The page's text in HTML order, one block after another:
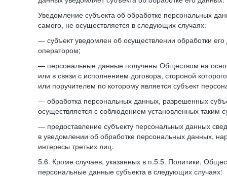
Уведомление субъекта об обработке персональных
самого, не осуществляется в следующих случаях:
— субъект уведомлен об осуществлении обработки
оператором;
— персональные данные получены Обществом на
или в связи с исполнением договора, стороной
или поручителем по которому является субъект
— обработка персональных данных, разрешенных
осуществляется с соблюдением установленных таким
— предоставление субъекту персональных данных
в уведомлении об обработке персональных данных,
интересы третьих лиц.
5.6. Кроме случаев, указанных в п.5.5. Политики,
персональные данные субъекта в следующих случаях: